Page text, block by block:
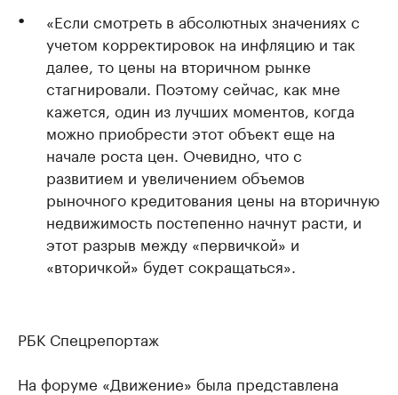
«Если смотреть в абсолютных значениях с
учетом корректировок на инфляцию и так
далее, то цены на вторичном рынке
стагнировали. Поэтому сейчас, как мне
кажется, один из лучших моментов, когда
можно приобрести этот объект еще на
начале роста цен. Очевидно, что с
развитием и увеличением объемов
рыночного кредитования цены на вторичную
недвижимость постепенно начнут расти, и
этот разрыв между «первичкой» и
«вторичкой» будет сокращаться».
РБК Спецрепортаж
На форуме «Движение» была представлена